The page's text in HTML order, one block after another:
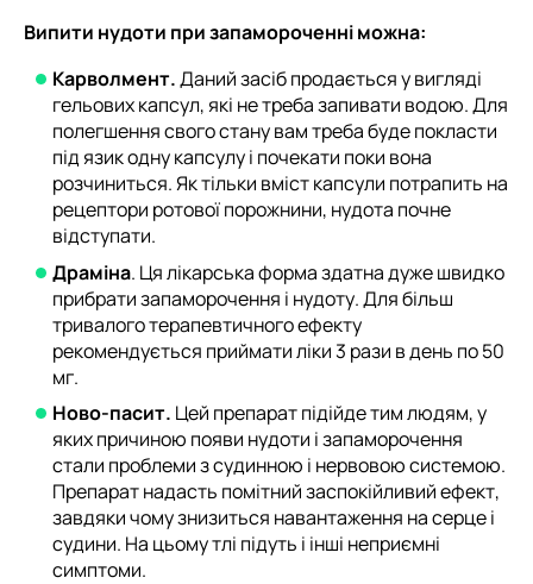
Випити нудоти при запамороченні можна:
Карволмент.Даний засіб продається у вигляді
гельових капсул, які не треба запивати водою. Для
полегшення свого стану вам треба буде покласти
під язик одну капсулу і почекати поки вона
розчиниться. Як тільки вміст капсули потрапить на
рецептори ротової порожнини, нудота почне
відступати.
Драміна. Ця лікарська форма здатна дуже швидко
прибрати запаморочення і нудоту. Для більш
тривалого терапевтичного ефекту
рекомендується приймати ліки 3 рази в день по 50
мг.
Ново-пасит. Цей препарат підійде тим людям, у
яких причиною появи нудоти і запаморочення
стали проблеми з судинною і нервовою системою.
Препарат надасть помітний заспокійливий ефект,
завдяки чому знизиться навантаження на серце і
судини. На цьому тлі підуть і інші неприємні
симптоми.